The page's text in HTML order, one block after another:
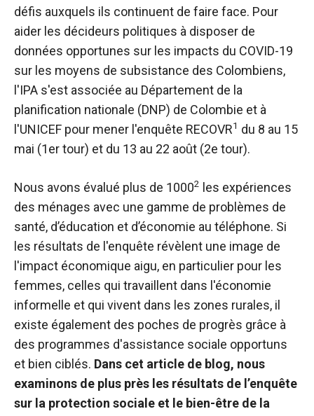
défis auxquels ils continuent de faire face. Pour
aider les décideurs politiques à disposer de
données opportunes sur les impacts du COVID-19
sur les moyens de subsistance des Colombiens,
l'IPA s'est associée au Département de la
planification nationale (DNP) de Colombie et à
l'UNICEF pour mener l'enquête RECOVR1 du 8 au 15
mai (1er tour) et du 13 au 22 août (2e tour).
Nous avons évalué plus de 10002
les expériences
des ménages avec une gamme de problèmes de
santé, d’éducation et d’économie au téléphone. Si
les résultats de l'enquête révèlent une image de
l'impact économique aigu, en particulier pour les
femmes, celles qui travaillent dans l'économie
informelle et qui vivent dans les zones rurales, il
existe également des poches de progrès grâce à
des programmes d'assistance sociale opportuns
et bien ciblés. Dans cet article de blog, nous
examinons de plus près les résultats de l’enquête
sur la protection sociale et le bien-être de la